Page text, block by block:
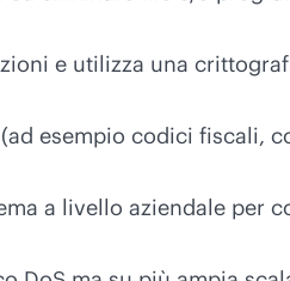
e utilizza una
esempio codici fiscali,
a livello aziendale per